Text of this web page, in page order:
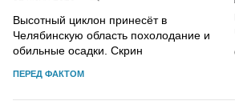
Высотный циклон принесёт в
Челябинскую область похолодание и
обильные осадки. Скрин
ПЕРЕД ФАКТОМ